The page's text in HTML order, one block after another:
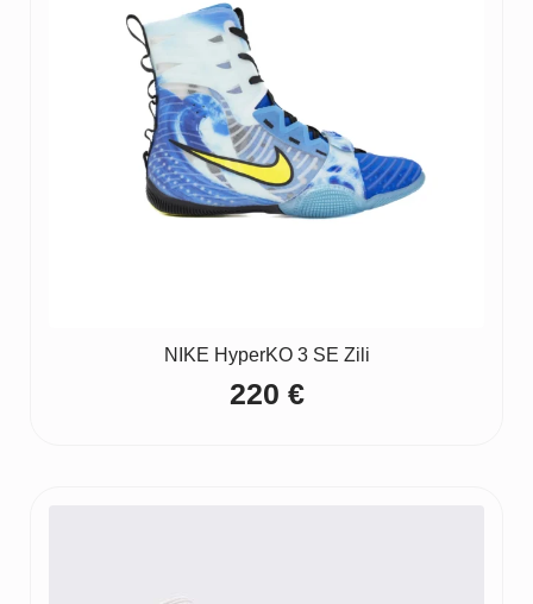
NIKE HyperKO 3 SE Zili
220 €